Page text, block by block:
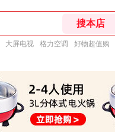
大屏电视 格力空调 好物超值购